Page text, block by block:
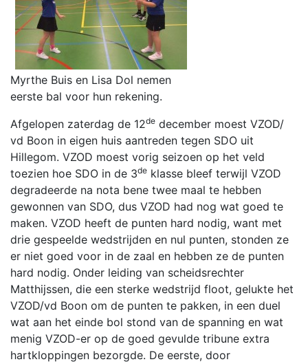
Myrthe Buis en Lisa Dol nemen
eerste bal voor hun rekening.
Afgelopen zaterdag de 12de december moest VZOD/
vd Boon in eigen huis aantreden tegen SDO uit
Hillegom. VZOD moest vorig seizoen op het veld
toezien hoe SDO in de 3de klasse bleef terwijl VZOD
degradeerde na nota bene twee maal te hebben
gewonnen van SDO, dus VZOD had nog wat goed te
maken. VZOD heeft de punten hard nodig, want met
drie gespeelde wedstrijden en nul punten, stonden ze
er niet goed voor in de zaal en hebben ze de punten
hard nodig. Onder leiding van scheidsrechter
Matthijssen, die een sterke wedstrijd floot, gelukte het
VZOD/vd Boon om de punten te pakken, in een duel
wat aan het einde bol stond van de spanning en wat
menig VZOD-er op de goed gevulde tribune extra
hartkloppingen bezorgde. De eerste, door